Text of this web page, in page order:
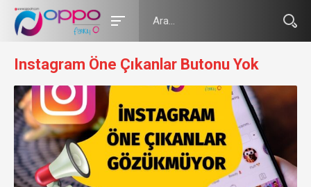
Instagram Öne Çıkanlar Butonu Yok